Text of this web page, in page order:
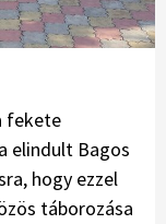
fekete
elindult Bagos
hogy ezzel
táborozása